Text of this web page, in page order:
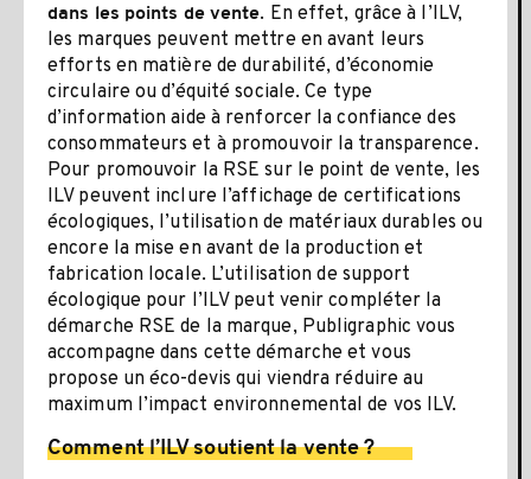
dans les points de vente. En effet, grâce à l’ILV,
les marques peuvent mettre en avant leurs
efforts en matière de durabilité, d’économie
circulaire ou d’équité sociale. Ce type
d’information aide à renforcer la confiance des
consommateurs et à promouvoir la transparence.
Pour promouvoir la RSE sur le point de vente, les
ILV peuvent inclure l’affichage de certifications
écologiques, l’utilisation de matériaux durables ou
encore la mise en avant de la production et
fabrication locale. L’utilisation de support
écologique pour l’ILV peut venir compléter la
démarche RSE de la marque, Publigraphic vous
accompagne dans cette démarche et vous
propose un éco-devis qui viendra réduire au
maximum l’impact environnemental de vos ILV.
Comment l’ILV soutient la vente ?